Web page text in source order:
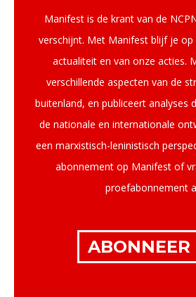
Manifest is de krant van de
verschijnt. Met Manifest blijf je
actualiteit en van onze acties.
verschillende aspecten van de
buitenland, en publiceert analyses
de nationale en internationale
een marxistisch-leninistisch
abonnement op Manifest of
proefabonnement
ABONNEER